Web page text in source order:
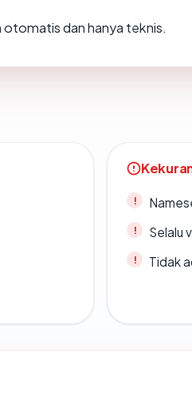
otomatis dan hanya teknis.
Selalu
Tidak